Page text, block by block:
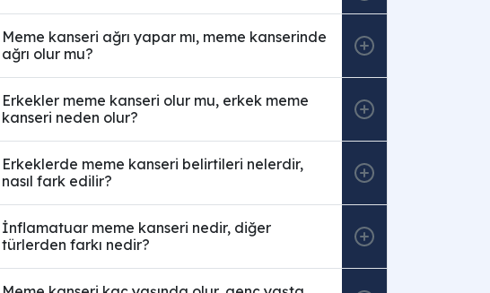
Meme kanseri ağrı yapar mı, meme kanserinde
ağrı olur mu?
Erkekler meme kanseri olur mu, erkek meme
kanseri neden olur?
Erkeklerde meme kanseri belirtileri nelerdir,
nasıl fark edilir?
İnflamatuar meme kanseri nedir, diğer
türlerden farkı nedir?